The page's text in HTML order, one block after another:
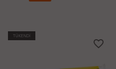
TÜKENDİ
favorite_border